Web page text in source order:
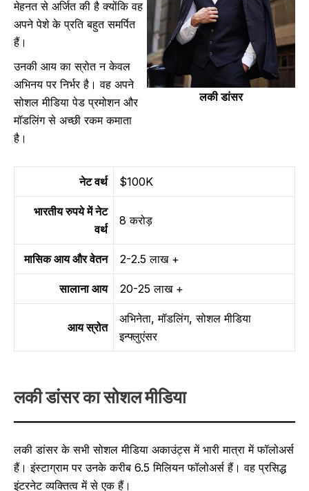
मेहनत से अर्जित की है क्योंकि वह
अपने पेशे के प्रति बहुत समर्पित
हैं।
उनकी आय का स्रोत न केवल
अभिनय पर निर्भर है। वह अपने
सोशल मीडिया पेड प्रमोशन और
मॉडलिंग से अच्छी रकम कमाता
है।
लकी डांसर
नेट वर्थ $100K
भारतीय रुपये में नेट
वर्थ
8 करोड़
मासिक आय और वेतन 2-2.5 लाख +
सालाना आय 20-25 लाख +
आय स्रोत
अभिनेता, मॉडलिंग, सोशल मीडिया
इन्फ्लुएंसर
लकी डांसर का सोशल मीडिया
लकी डांसर के सभी सोशल मीडिया अकाउंट्स में भारी मात्रा में फॉलोअर्स
हैं। इंस्टाग्राम पर उनके करीब 6.5 मिलियन फॉलोअर्स हैं। वह प्रसिद्ध
इंटरनेट व्यक्तित्व में से एक हैं।